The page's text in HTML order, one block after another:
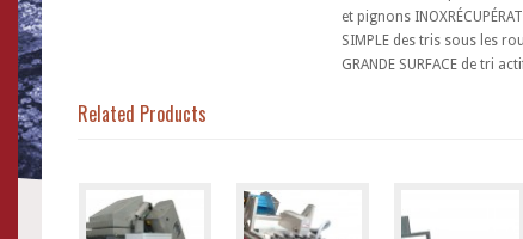
et pignons
SIMPLE des tris sous les
GRANDE SURFACE de tri
Related Products